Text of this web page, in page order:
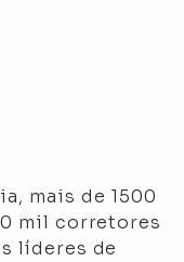
mais de 1500
mil corretores
líderes de